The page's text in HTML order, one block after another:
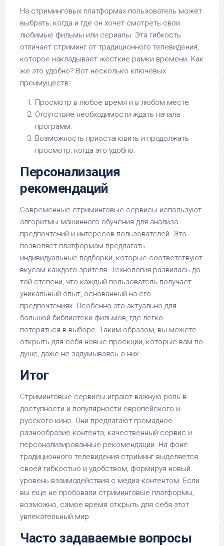
На стриминговых платформах пользователь может
выбрать, когда и где он хочет смотреть свои
любимые фильмы или сериалы. Эта гибкость
отличает стриминг от традиционного телевидения,
которое накладывает жесткие рамки времени. Как
же это удобно? Вот несколько ключевых
преимуществ:
Просмотр в любое время и в любом месте.
Отсутствие необходимости ждать начала
программ.
Возможность приостановить и продолжать
просмотр, когда это удобно.
Персонализация
рекомендаций
Современные стриминговые сервисы используют
алгоритмы машинного обучения для анализа
предпочтений и интересов пользователей. Это
позволяет платформам предлагать
индивидуальные подборки, которые соответствуют
вкусам каждого зрителя. Технология развилась до
той степени, что каждый пользователь получает
уникальный опыт, основанный на его
предпочтениях. Особенно это актуально для
большой библиотеки фильмов, где легко
потеряться в выборе. Таким образом, вы можете
открыть для себя новые проекции, которые вам по
душе, даже не задумываясь о них.
Итог
Стриминговые сервисы играют важную роль в
доступности и популярности европейского и
русского кино. Они предлагают громадное
разнообразие контента, качественный сервис и
персонализированные рекомендации. На фоне
традиционного телевидения стриминг выделяется
своей гибкостью и удобством, формируя новый
уровень взаимодействия с медиа-контентом. Если
вы еще не пробовали стриминговые платформы,
возможно, самое время открыть для себя этот
увлекательный мир.
Часто задаваемые вопросы